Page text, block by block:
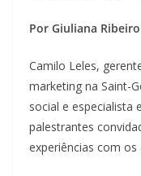
Por Giuliana
Camilo Leles,
marketing na Saint-
social e especialista
palestrantes
experiências com os